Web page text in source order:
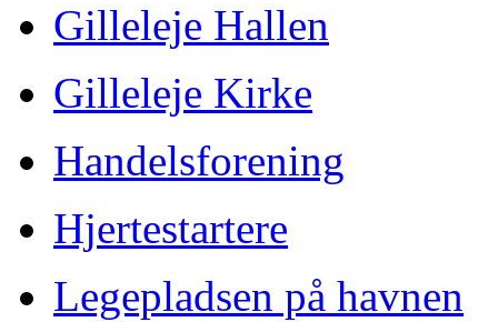
Gilleleje Hallen
Gilleleje Kirke
Handelsforening
Hjertestartere
Legepladsen på havnen